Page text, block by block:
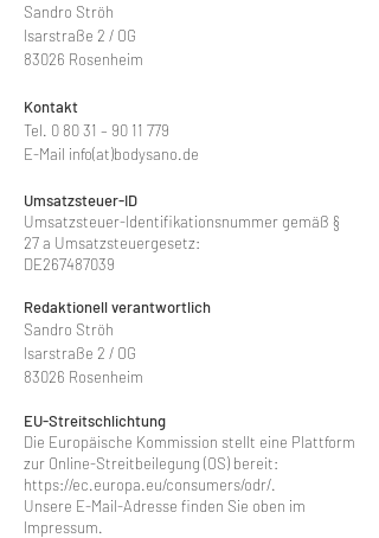
Sandro Ströh
Isarstraße 2 / OG
83026 Rosenheim
Kontakt
Tel. 0 80 31 – 90 11 779
E-Mail info(at)bodysano.de
Umsatzsteuer-ID
Umsatzsteuer-Identifikationsnummer gemäß §
27 a Umsatzsteuergesetz:
DE267487039
Redaktionell verantwortlich
Sandro Ströh
Isarstraße 2 / OG
83026 Rosenheim
EU-Streitschlichtung
Die Europäische Kommission stellt eine Plattform
zur Online-Streitbeilegung (OS) bereit:
https://ec.europa.eu/consumers/odr/.
Unsere E-Mail-Adresse finden Sie oben im
Impressum.